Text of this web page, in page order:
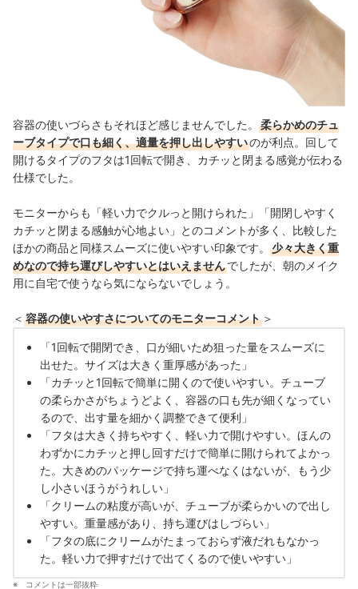
容器の使いづらさもそれほど感じませんでした。
柔らかめのチュ
ーブタイプで口も細く、適量を押し出しやすいのが利点。回して
開けるタイプのフタは1回転で開き、カチッと閉まる感覚が伝わる
仕様でした。
モニターからも「軽い力でクルっと開けられた」「開閉しやすく
カチッと閉まる感触が心地よい」とのコメントが多く、比較した
ほかの商品と同様スムーズに使いやすい印象です。
少々大きく重
めなので持ち運びしやすいとはいえませんでしたが、朝のメイク
用に自宅で使うなら気にならないでしょう。
＜ 容器の使いやすさについてのモニターコメント ＞
「1回転で開閉でき、口が細いため狙った量をスムーズに
出せた。サイズは大きく重厚感があった」
「カチッと1回転で簡単に開くので使いやすい。チューブ
の柔らかさがちょうどよく、容器の口も先が細くなってい
るので、出す量を細かく調整できて便利」
「フタは大きく持ちやすく、軽い力で開けやすい。ほんの
わずかにカチッと押し回すだけで簡単に開けられてよかっ
た。大きめのパッケージで持ち運べなくはないが、もう少
し小さいほうがうれしい」
「クリームの粘度が高いが、チューブが柔らかいので出し
やすい。重量感があり、持ち運びはしづらい」
「フタの底にクリームがたまっておらず液だれもなかっ
た。軽い力で押すだけで出てくるので使いやすい」
コメントは一部抜粋